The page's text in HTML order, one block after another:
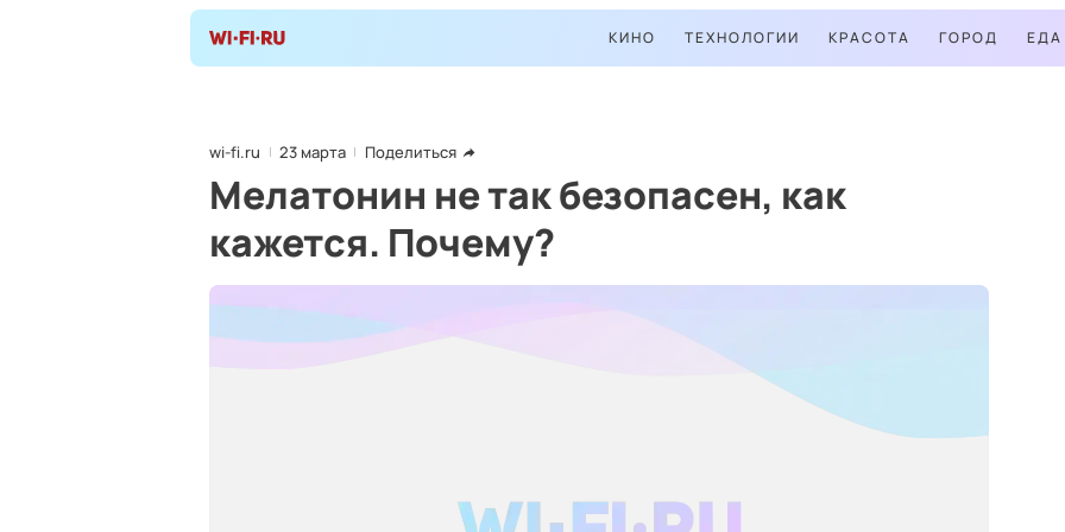
КИНО ТЕХНОЛОГИИ КРАСОТА ГОРОД ЕДА
wi-fi.ru 23 марта Поделиться
Мелатонин не так безопасен, как
кажется. Почему?